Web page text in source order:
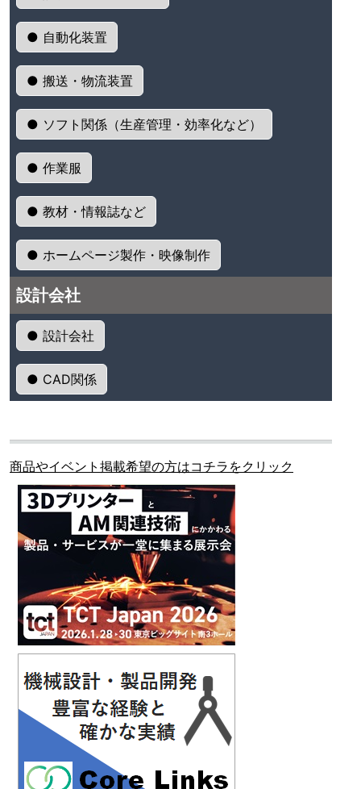
● 自動化装置
● 搬送・物流装置
● ソフト関係（生産管理・効率化など）
● 作業服
● 教材・情報誌など
● ホームページ製作・映像制作
設計会社
● 設計会社
● CAD関係
商品やイベント掲載希望の方はコチラをクリック